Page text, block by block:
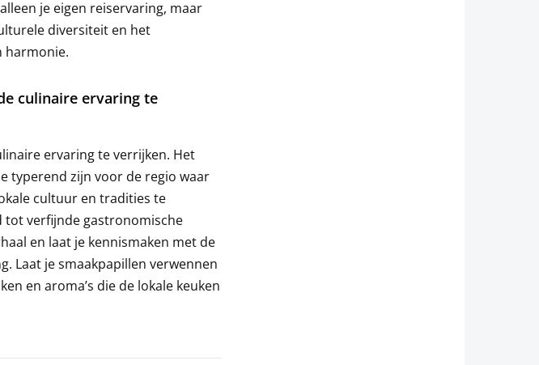
je eigen reiservaring, maar
diversiteit en het
harmonie.
culinaire ervaring te
ervaring te verrijken. Het
typerend zijn voor de regio waar
cultuur en tradities te
tot verfijnde gastronomische
en laat je kennismaken met de
Laat je smaakpapillen verwennen
en aroma’s die de lokale keuken